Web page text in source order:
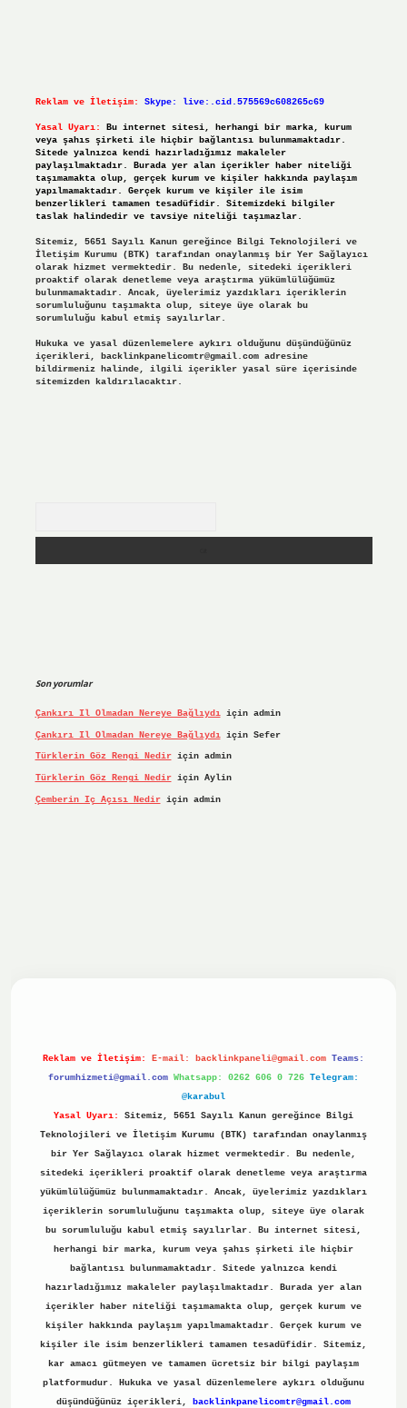
Reklam ve İletişim: Skype: live:.cid.575569c608265c69
Yasal Uyarı:
Bu internet sitesi, herhangi bir marka, kurum
veya şahıs şirketi ile hiçbir bağlantısı bulunmamaktadır.
Sitede yalnızca kendi hazırladığımız makaleler
paylaşılmaktadır. Burada yer alan içerikler haber niteliği
taşımamakta olup, gerçek kurum ve kişiler hakkında paylaşım
yapılmamaktadır. Gerçek kurum ve kişiler ile isim
benzerlikleri tamamen tesadüfidir. Sitemizdeki bilgiler
taslak halindedir ve tavsiye niteliği taşımazlar.
Sitemiz, 5651 Sayılı Kanun gereğince Bilgi Teknolojileri ve
İletişim Kurumu (BTK) tarafından onaylanmış bir Yer Sağlayıcı
olarak hizmet vermektedir. Bu nedenle, sitedeki içerikleri
proaktif olarak denetleme veya araştırma yükümlülüğümüz
bulunmamaktadır. Ancak, üyelerimiz yazdıkları içeriklerin
sorumluluğunu taşımakta olup, siteye üye olarak bu
sorumluluğu kabul etmiş sayılırlar.
Hukuka ve yasal düzenlemelere aykırı olduğunu düşündüğünüz
içerikleri, backlinkpanelicomtr@gmail.comadresine
bildirmeniz halinde, ilgili içerikler yasal süre içerisinde
sitemizden kaldırılacaktır.
Son yorumlar
Çankırı Il Olmadan Nereye Bağlıydıiçin admin
Çankırı Il Olmadan Nereye Bağlıydıiçin Sefer
Türklerin Göz Rengi Nediriçin admin
Türklerin Göz Rengi Nediriçin Aylin
Çemberin Iç Açısı Nediriçin admin
Reklam ve İletişim: E-mail: backlinkpaneli@gmail.com Teams:
forumhizmeti@gmail.com Whatsapp: 0262 606 0 726 Telegram:
@karabul
Yasal Uyarı:
Sitemiz, 5651 Sayılı Kanun gereğince Bilgi
Teknolojileri ve İletişim Kurumu (BTK) tarafından onaylanmış
bir Yer Sağlayıcı olarak hizmet vermektedir. Bu nedenle,
sitedeki içerikleri proaktif olarak denetleme veya araştırma
yükümlülüğümüz bulunmamaktadır. Ancak, üyelerimiz yazdıkları
içeriklerin sorumluluğunu taşımakta olup, siteye üye olarak
bu sorumluluğu kabul etmiş sayılırlar. Bu internet sitesi,
herhangi bir marka, kurum veya şahıs şirketi ile hiçbir
bağlantısı bulunmamaktadır. Sitede yalnızca kendi
hazırladığımız makaleler paylaşılmaktadır. Burada yer alan
içerikler haber niteliği taşımamakta olup, gerçek kurum ve
kişiler hakkında paylaşım yapılmamaktadır. Gerçek kurum ve
kişiler ile isim benzerlikleri tamamen tesadüfidir. Sitemiz,
kar amacı gütmeyen ve tamamen ücretsiz bir bilgi paylaşım
platformudur. Hukuka ve yasal düzenlemelere aykırı olduğunu
düşündüğünüz içerikleri,
backlinkpanelicomtr@gmail.com